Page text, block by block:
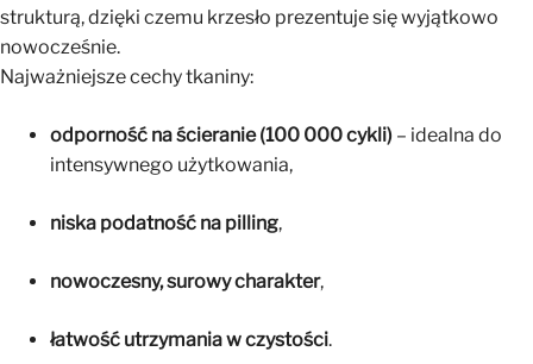
strukturą, dzięki czemu krzesło prezentuje się wyjątkowo
nowocześnie.
Najważniejsze cechy tkaniny:
odporność na ścieranie (100 000 cykli) – idealna do
intensywnego użytkowania,
niska podatność na pilling,
nowoczesny, surowy charakter,
łatwość utrzymania w czystości.